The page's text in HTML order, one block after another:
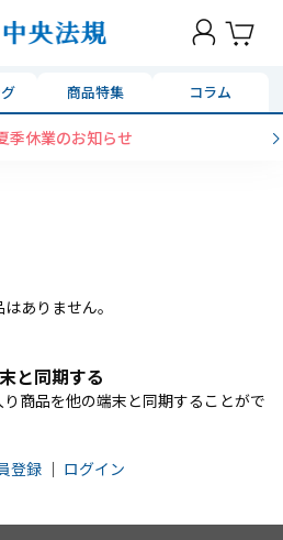
商品特集 コラム
季休業のお知らせ
ありません。
と同期する
商品を他の端末と同期することがで
登録 ｜ ログイン